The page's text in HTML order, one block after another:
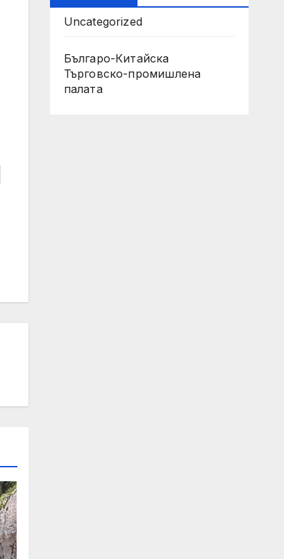
Uncategorized
Българо-Китайска
Търговско-промишлена
палaта